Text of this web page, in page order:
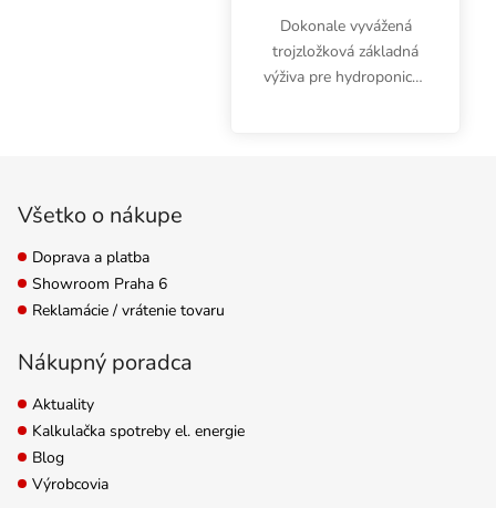
Dokonale vyvážená
trojzložková základná
výživa pre hydroponické
Všetko o nákupe
Doprava a platba
Showroom Praha 6
Reklamácie / vrátenie tovaru
Nákupný poradca
Aktuality
Kalkulačka spotreby el. energie
Blog
Výrobcovia